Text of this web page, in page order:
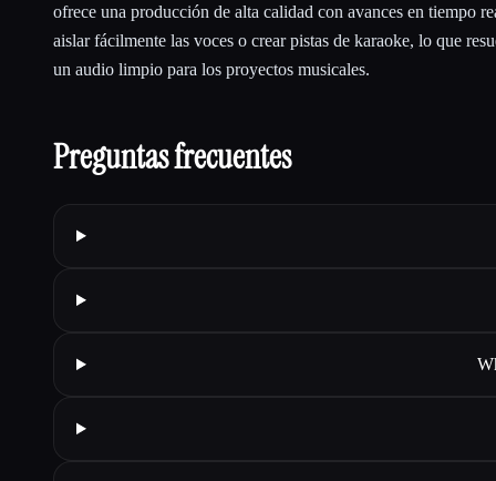
ofrece una producción de alta calidad con avances en tiempo
aislar fácilmente las voces o crear pistas de karaoke, lo que
un audio limpio para los proyectos musicales.
Preguntas frecuentes